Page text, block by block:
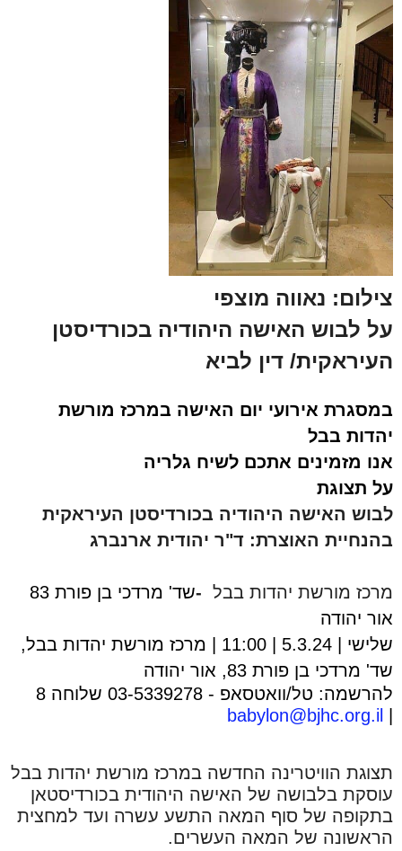
צילום: נאווה מוצפי
על לבוש האישה היהודיה בכורדיסטן
העיראקית/ דין לביא
במסגרת אירועי יום האישה במרכז מורשת
יהדות בבל
אנו מזמינים אתכם לשיח גלריה
על תצוגת
לבוש האישה היהודיה בכורדיסטן העיראקית
בהנחיית האוצרת: ד"ר יהודית ארנברג
מרכז מורשת יהדות בבל -
שד' מרדכי בן פורת 83
אור יהודה
שלישי | 5.3.24 | 11:00
| מרכז מורשת יהדות בבל,
שד' מרדכי בן פורת 83, אור יהודה
להרשמה: טל/וואטסאפ - 03-5339278 שלוחה 8
babylon@bjhc.org.il
תצוגת הוויטרינה החדשה במרכז מורשת יהדות בבל
עוסקת בלבושה של האישה היהודית בכורדיסטאן
בתקופה של סוף המאה התשע עשרה ועד למחצית
הראשונה של המאה העשרים.